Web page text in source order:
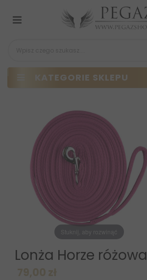
KATEGORIE SKLEPU
Przełącz
nawigacji
Stuknij, aby rozwinąć
Lonża Horze różowa